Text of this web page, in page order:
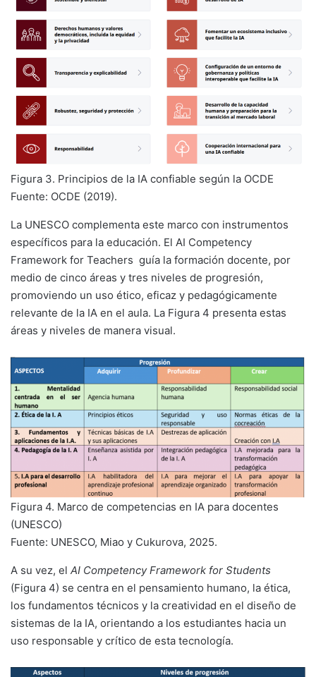
Figura 3. Principios de la IA confiable según la OCDE
Fuente: OCDE (2019).
La UNESCO complementa este marco con instrumentos
específicos para la educación. El AI Competency
Framework for Teachers guía la formación docente, por
medio de cinco áreas y tres niveles de progresión,
promoviendo un uso ético, eficaz y pedagógicamente
relevante de la IA en el aula. La Figura 4 presenta estas
áreas y niveles de manera visual.
Figura 4. Marco de competencias en IA para docentes
(UNESCO)
Fuente: UNESCO, Miao y Cukurova, 2025.
A su vez, el AI Competency Framework for Students
(Figura 4) se centra en el pensamiento humano, la ética,
los fundamentos técnicos y la creatividad en el diseño de
sistemas de la IA, orientando a los estudiantes hacia un
uso responsable y crítico de esta tecnología.